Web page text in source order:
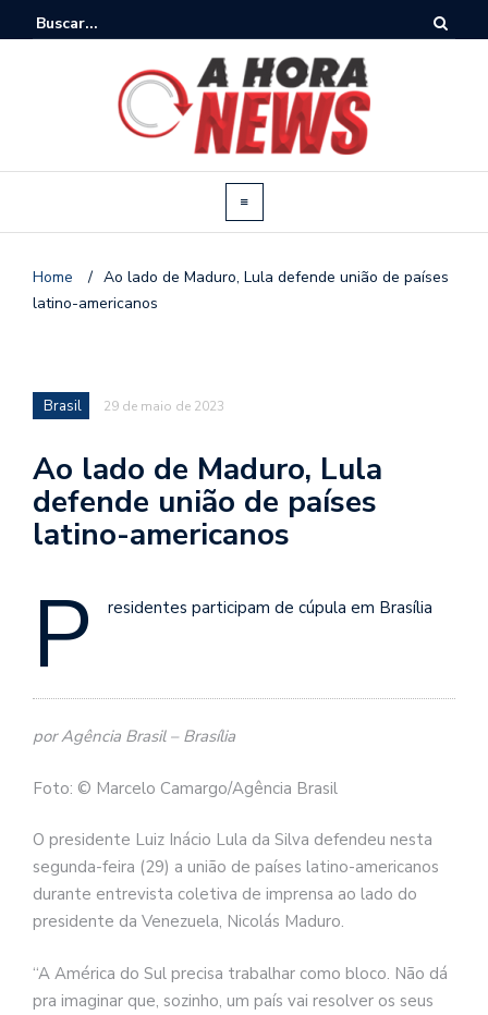
Home / Ao lado de Maduro, Lula defende união de países
latino-americanos
Brasil 29 de maio de 2023
Ao lado de Maduro, Lula
defende união de países
latino-americanos
P residentes participam de cúpula em Brasília
por Agência Brasil – Brasília
Foto: © Marcelo Camargo/Agência Brasil
O presidente Luiz Inácio Lula da Silva defendeu nesta
segunda-feira (29) a união de países latino-americanos
durante entrevista coletiva de imprensa ao lado do
presidente da Venezuela, Nicolás Maduro.
“A América do Sul precisa trabalhar como bloco. Não dá
pra imaginar que, sozinho, um país vai resolver os seus